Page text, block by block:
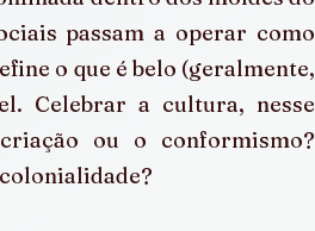
passam a operar como
o que é belo (geralmente,
Celebrar a cultura, nesse
ou o conformismo?